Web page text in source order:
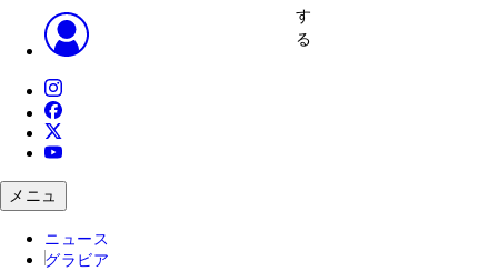
す
る
メニュ
ニュース
グラビア